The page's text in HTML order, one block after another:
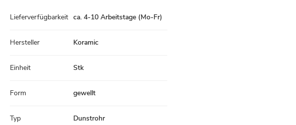
Daten
Lieferverfügbarkeit ca. 4-10 Arbeitstage (Mo-Fr)
Hersteller Koramic
Einheit Stk
Form gewellt
Typ Dunstrohr